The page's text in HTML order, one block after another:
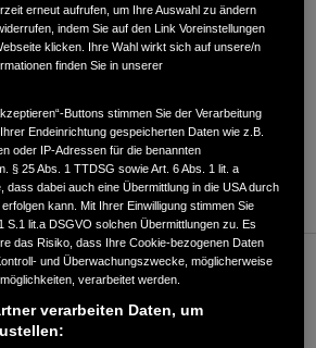
,28816,Stuhr
ANFORDERN
erneut aufrufen, um Ihre Auswahl zu ändern
indem Sie auf den Link Voreinstellungen
klicken. Ihre Wahl wirkt sich auf unsere/n
finden Sie in unserer
Buttons stimmen Sie der Verarbeitung
Endeinrichtung gespeicherten Daten wie z.B.
oder IP-Adressen für die benannten
§ 25 Abs. 1 TTDSG sowie Art. 6 Abs. 1 lit. a
dass dabei auch eine Übermittlung in die USA durch
kann. Mit Ihrer Einwilligung stimmen Sie
S.1 lit.a DSGVO solchen Übermittlungen zu. Es
das Risiko, dass Ihre Cookie-bezogenen Daten
und Überwachungszwecke, möglicherweise
verarbeitet werden.
verarbeiten Daten, um